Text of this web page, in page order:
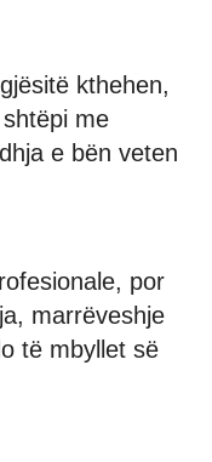
kthehen,
me
e bën veten
por
marrëveshje
të mbyllet së